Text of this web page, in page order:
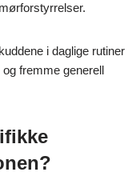
i daglige rutiner
fremme generell